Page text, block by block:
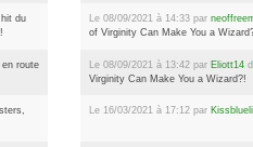
du
route
Le 08/09/2021 à 14:33 par
of Virginity Can Make You a
Le 08/09/2021 à 13:42 par Eliott14
Virginity Can Make You a Wizard?!
Le 16/03/2021 à 17:12 par